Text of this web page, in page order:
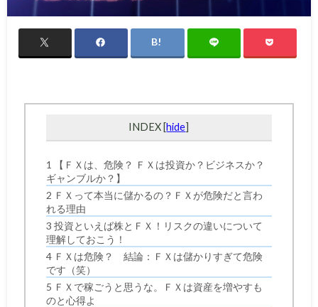
INDEX [hide]
1 【ＦＸは、危険？ ＦＸは投資か？ビジネスか？
ギャンブルか？】
2 ＦＸって本当に儲かるの？ＦＸが危険だと言わ
れる理由
3 投資といえば株とＦＸ！リスクの違いについて
理解しておこう！
4 ＦＸは危険？ 結論：ＦＸは儲かりすぎて危険
です（笑）
5 ＦＸで稼ごうと思うな。ＦＸは資産を増やすも
のと心得よ